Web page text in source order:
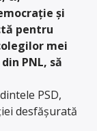
şi
pentru
mei
PNL, să
PSD,
desfăşurată